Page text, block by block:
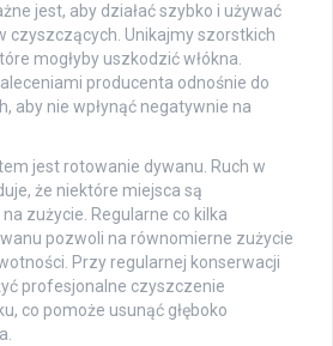
jest, aby działać szybko i używać
czyszczących. Unikajmy szorstkich
mogłyby uszkodzić włókna.
producenta odnośnie do
aby nie wpłynąć negatywnie na
jest rotowanie dywanu. Ruch w
że niektóre miejsca są
zużycie. Regularne co kilka
pozwoli na równomierne zużycie
Przy regularnej konserwacji
profesjonalne czyszczenie
co pomoże usunąć głęboko